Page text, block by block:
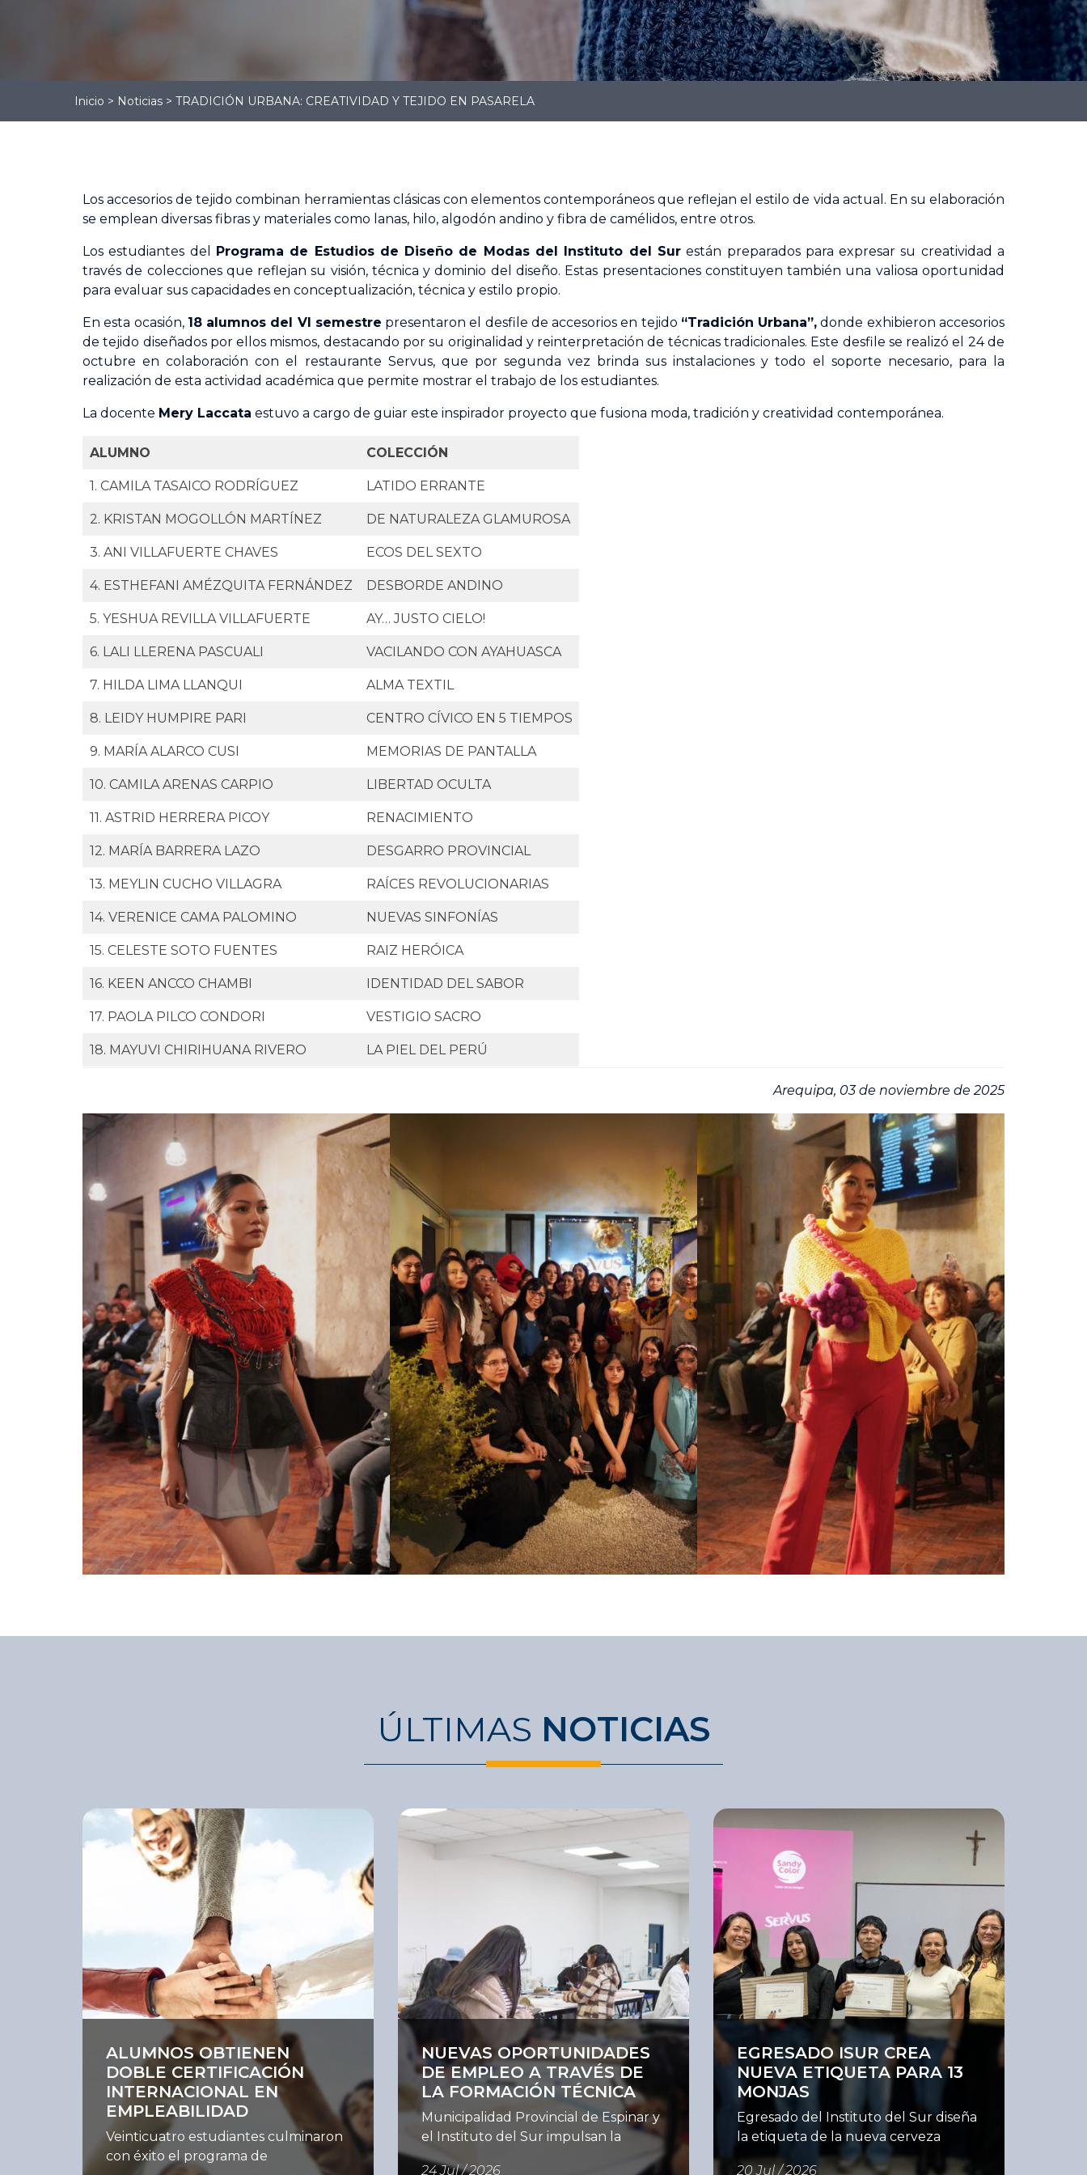
Contabilidad
Inicio > Noticias > TRADICIÓN URBANA: CREATIVIDAD Y TEJIDO EN PASARELA
Los accesorios de tejido combinan herramientas clásicas con elementos contemporáneos que reflejan el estilo de vida actual. En su elaboración
se emplean diversas fibras y materiales como lanas, hilo, algodón andino y fibra de camélidos, entre otros.
Los estudiantes del Programa de Estudios de Diseño de Modas del Instituto del Surestán preparados para expresar su creatividad a
través de colecciones que reflejan su visión, técnica y dominio del diseño. Estas presentaciones constituyen también una valiosa oportunidad
para evaluar sus capacidades en conceptualización, técnica y estilo propio.
En esta ocasión, 18 alumnos del VI semestre presentaron el desfile de accesorios en tejido “Tradición Urbana”, donde exhibieron accesorios
de tejido diseñados por ellos mismos, destacando por su originalidad y reinterpretación de técnicas tradicionales. Este desfile se realizó el 24 de
octubre en colaboración con el restaurante Servus, que por segunda vez brinda sus instalaciones y todo el soporte necesario, para la
realización de esta actividad académica que permite mostrar el trabajo de los estudiantes.
La docente Mery Laccata estuvo a cargo de guiar este inspirador proyecto que fusiona moda, tradición y creatividad contemporánea.
ALUMNO COLECCIÓN
1. CAMILA TASAICO RODRÍGUEZ LATIDO ERRANTE
2. KRISTAN MOGOLLÓN MARTÍNEZ DE NATURALEZA GLAMUROSA
3. ANI VILLAFUERTE CHAVES ECOS DEL SEXTO
4. ESTHEFANI AMÉZQUITA FERNÁNDEZ DESBORDE ANDINO
5. YESHUA REVILLA VILLAFUERTE AY… JUSTO CIELO!
6. LALI LLERENA PASCUALI VACILANDO CON AYAHUASCA
7. HILDA LIMA LLANQUI ALMA TEXTIL
8. LEIDY HUMPIRE PARI CENTRO CÍVICO EN 5 TIEMPOS
9. MARÍA ALARCO CUSI MEMORIAS DE PANTALLA
10. CAMILA ARENAS CARPIO LIBERTAD OCULTA
11. ASTRID HERRERA PICOY RENACIMIENTO
12. MARÍA BARRERA LAZO DESGARRO PROVINCIAL
13. MEYLIN CUCHO VILLAGRA RAÍCES REVOLUCIONARIAS
14. VERENICE CAMA PALOMINO NUEVAS SINFONÍAS
15. CELESTE SOTO FUENTES RAIZ HERÓICA
16. KEEN ANCCO CHAMBI IDENTIDAD DEL SABOR
17. PAOLA PILCO CONDORI VESTIGIO SACRO
18. MAYUVI CHIRIHUANA RIVERO LA PIEL DEL PERÚ
Arequipa, 03 de noviembre de 2025
ÚLTIMAS NOTICIAS
ALUMNOS OBTIENEN
DOBLE CERTIFICACIÓN
INTERNACIONAL EN
EMPLEABILIDAD
Veinticuatro estudiantes culminaron
con éxito el programa de
NUEVAS OPORTUNIDADES
DE EMPLEO A TRAVÉS DE
LA FORMACIÓN TÉCNICA
Municipalidad Provincial de Espinar y
el Instituto del Sur impulsan la
capacitación para fortalecer la
24 Jul / 2026
Ver
EGRESADO ISUR CREA
NUEVA ETIQUETA PARA 13
MONJAS
Egresado del Instituto del Sur diseña
la etiqueta de la nueva cerveza
artesanal del restaurante 13 Monjas
20 Jul / 2026
Ver